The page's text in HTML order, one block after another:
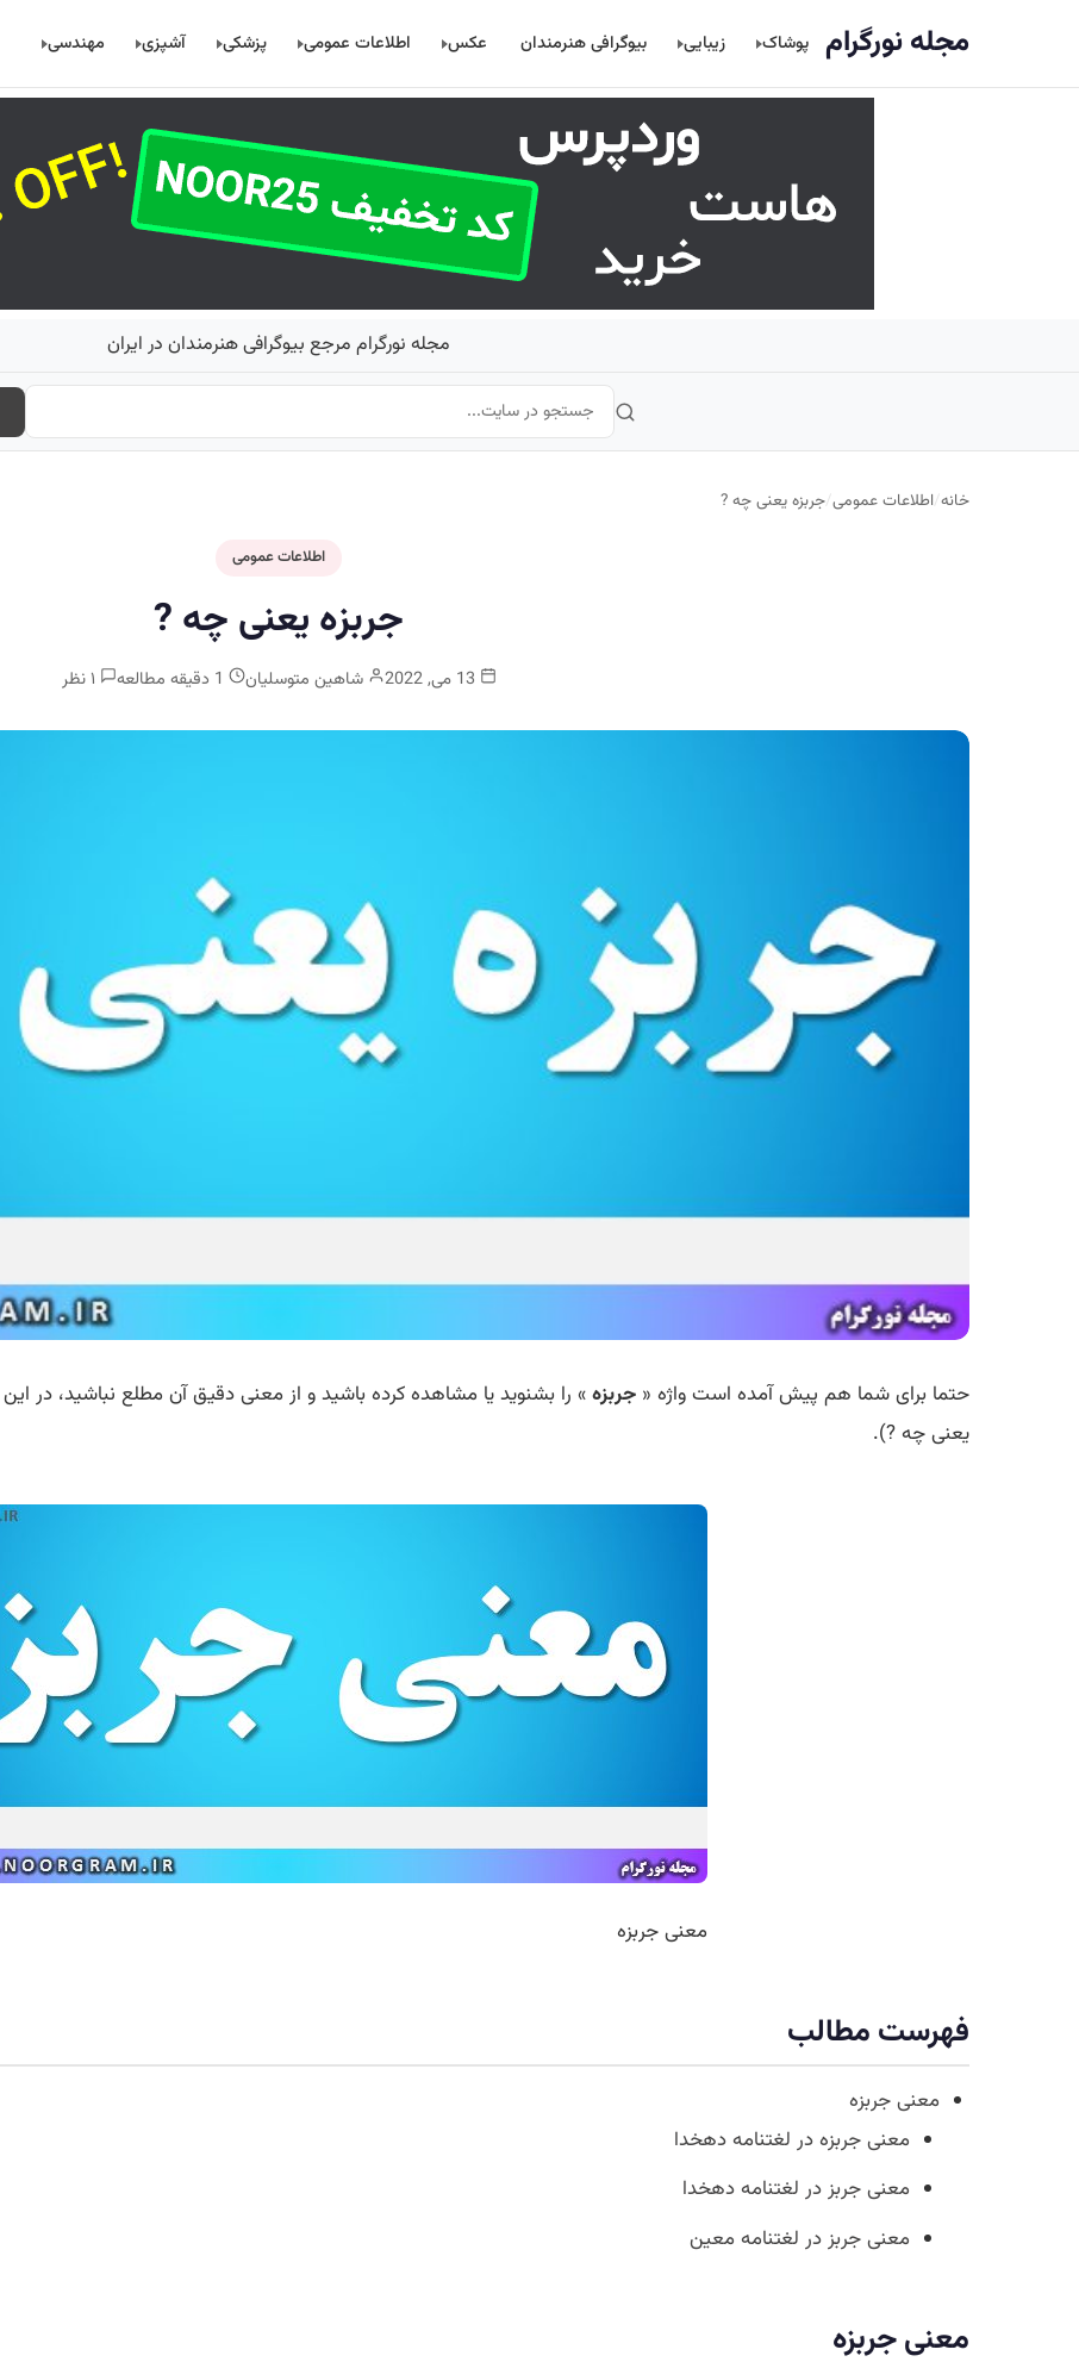
مجله نورگرام پوشاک زیبایی بیوگرافی هنرمندان عکس اطلاعات عمومی پزشکی آشپزی مهندسی
مجله نورگرام مرجع بیوگرافی هنرمندان در ایران
خانه/اطلاعات عمومی/جربزه یعنی چه ?
اطلاعات عمومی
جربزه یعنی چه ?
شاهین متوسلیان
حتما برای شما هم پیش آمده است واژه « جربزه» را بشنوید یا مشاهده کرده باشید و از معنی دقیق آن مطلع نباشید، در
یعنی چه ?).
معنی جربزه
فهرست مطالب
معنی جربزه
معنی جربزه در لغتنامه دهخدا
معنی جربز در لغتنامه دهخدا
معنی جربز در لغتنامه معین
معنی جربزه